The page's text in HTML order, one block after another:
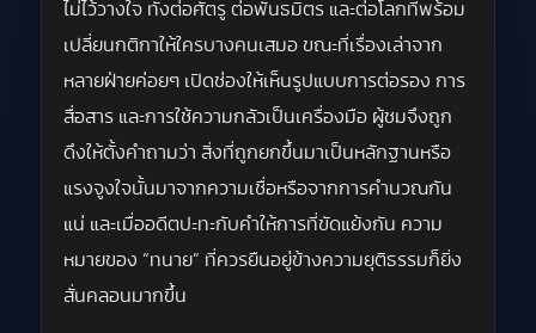
ไม่ไว้วางใจ ทั้งต่อศัตรู ต่อพันธมิตร และต่อโลกที่พร้อม
เปลี่ยนกติกาให้ใครบางคนเสมอ ขณะที่เรื่องเล่าจาก
หลายฝ่ายค่อยๆ เปิดช่องให้เห็นรูปแบบการต่อรอง การ
สื่อสาร และการใช้ความกลัวเป็นเครื่องมือ ผู้ชมจึงถูก
ดึงให้ตั้งคำถามว่า สิ่งที่ถูกยกขึ้นมาเป็นหลักฐานหรือ
แรงจูงใจนั้นมาจากความเชื่อหรือจากการคำนวณกัน
แน่ และเมื่ออดีตปะทะกับคำให้การที่ขัดแย้งกัน ความ
หมายของ “ทนาย” ที่ควรยืนอยู่ข้างความยุติธรรมก็ยิ่ง
สั่นคลอนมากขึ้น